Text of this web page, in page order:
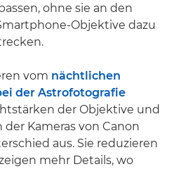
ohne sie an den
Objektive dazu
vom nächtlichen
der Astrofotografie
der Objektive und
Kameras von Canon
aus. Sie reduzieren
mehr Details, wo